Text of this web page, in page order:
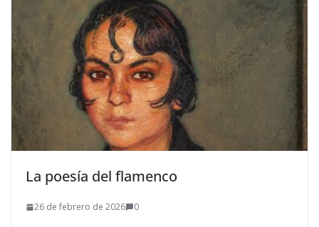
La poesía del flamenco
26 de febrero de 2026 0